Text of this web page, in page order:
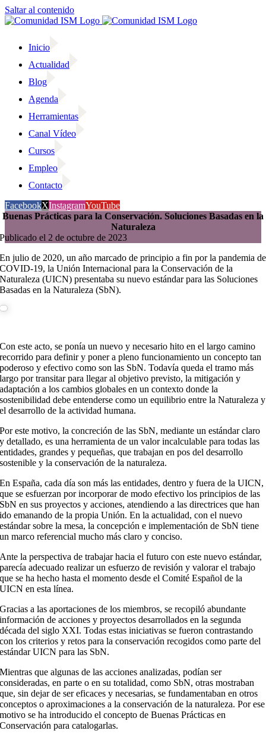
Saltar al contenido
Inicio
Actualidad
Blog
Agenda
Herramientas
Canal Vídeo
Cursos
Empleo
Contacto
FacebookXInstagramYouTube
Buenas Prácticas para la Conservación. Soluciones Basadas en la
Naturaleza
Publicado el 2 de octubre de 2023
En julio de 2020, un año marcado de principio a fin por la pandemia de
COVID-19, la Unión Internacional para la Conservación de la
Naturaleza (UICN) presentaba su nuevo estándar para las Soluciones
Basadas en la Naturaleza (SbN).
Con este acto, se ponía un nuevo y necesario hito en el largo camino
recorrido para definir y poner a pleno funcionamiento un concepto tan
poderoso y efectivo como son las SbN. Todavía queda el tramo más
largo por transitar para llegar al objetivo previsto, la mitigación y
adaptación a los cambios globales en un contexto donde la
sostenibilidad debe entenderse como un equilibrio entre la Naturaleza y
el desarrollo de la actividad humana.
Por este motivo, la concreción de las SbN, mediante un estándar claro
y detallado, es una herramienta de un valor incalculable para todas las
entidades, grandes y pequeñas, que trabajan en pos del desarrollo
sostenible y la conservación de la naturaleza.
En España, cada día son más las entidades, dentro y fuera de la UICN,
que se esfuerzan por incorporar de modo efectivo los principios de las
SbN en sus proyectos y acciones, atendiendo a las directrices que han
ido emanando de la propia Unión. En la actualidad, con el nuevo
estándar sobre la mesa, la concepción e implementación de SbN tiene
un marco referencial mucho más claro y conciso.
Ante la perspectiva de trabajar hacia el futuro con este nuevo estándar,
parecía adecuado realizar un esfuerzo de revisión y valorar el trabajo
que se ha hecho hasta el momento desde el Comité Español de la
UICN en esta línea.
Gracias a las aportaciones de los miembros, se recopiló abundante
información de acciones y proyectos desarrollados en la segunda
década del siglo XXI. Todas estas iniciativas se fueron contrastando
con los criterios y retos para la conservación recogidos como parte del
estándar UICN para las SbN.
Mientras que algunas de las acciones analizadas, podían ser
consideradas, en parte o en su totalidad, como SbN, otras mostraban
que, sin dejar de ser eficaces y necesarias, se fundamentaban en otros
conceptos o aproximaciones a la conservación de la naturaleza. Por ese
motivo se ha introducido el concepto de Buenas Prácticas en
Conservación para catalogarlas.